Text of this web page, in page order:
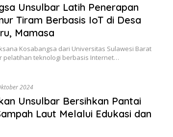
Unsulbar Latih Penerapan
Tiram Berbasis IoT di Desa
Mamasa
Kosabangsa dari Universitas Sulawesi Barat
pelatihan teknologi berbasis Internet…
2024
Unsulbar Bersihkan Pantai
Laut Melalui Edukasi dan